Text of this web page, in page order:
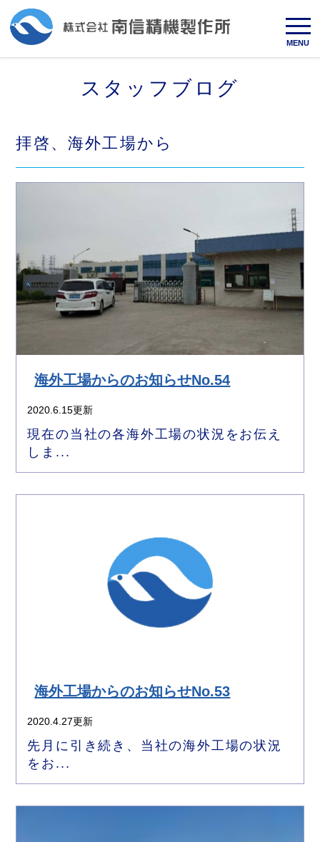
MENU
スタッフブログ
拝啓、海外工場から
海外工場からのお知らせNo.54
2020.6.15更新
現在の当社の各海外工場の状況をお伝え
しま...
海外工場からのお知らせNo.53
2020.4.27更新
先月に引き続き、当社の海外工場の状況
をお...